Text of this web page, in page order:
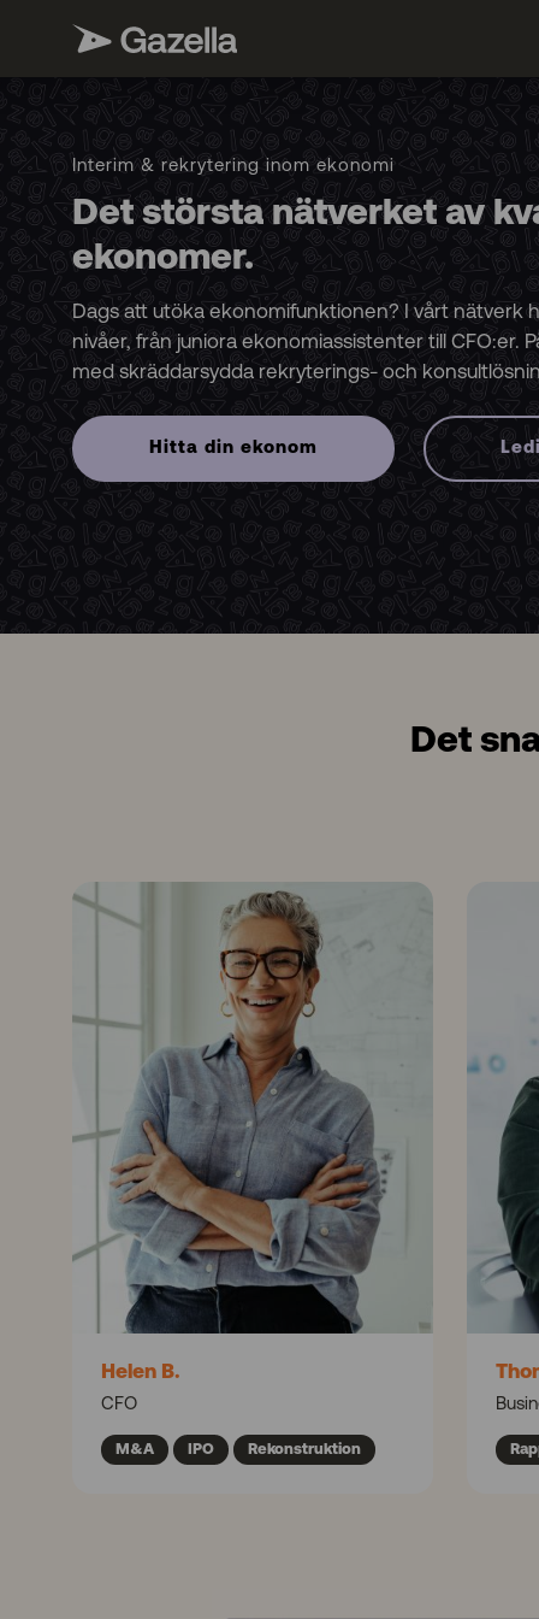
Interim & rekrytering inom ekonomi
Det största nätverket av
ekonomer.
Dags att utöka ekonomifunktionen? I vårt nätverk
nivåer, från juniora ekonomiassistenter till CFO:er.
med skräddarsydda rekryterings- och
Hitta din ekonom
Det
Helen B.
CFO
M&A IPO Rekonstruktion